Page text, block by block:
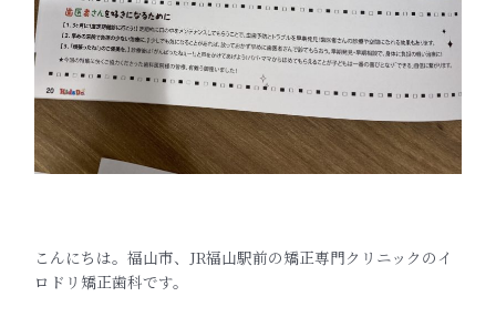
こんにちは。福山市、JR福山駅前の矯正専門クリニックのイ
ロドリ矯正歯科です。